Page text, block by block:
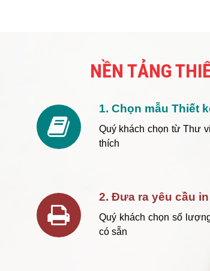
NỀN TẢNG
1. Chọn mẫu Thiết
Quý khách chọn từ Thư
thích
2. Đưa ra yêu cầu
Quý khách chọn số
có sẵn